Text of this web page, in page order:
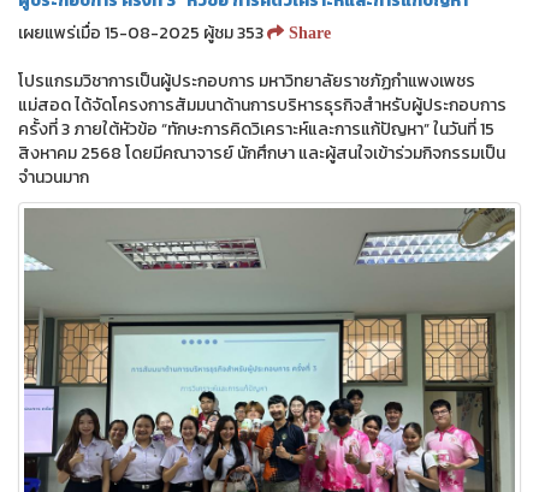
เผยแพร่เมื่อ 15-08-2025 ผู้ชม 353
Share
โปรแกรมวิชาการเป็นผู้ประกอบการ มหาวิทยาลัยราชภัฏกำแพงเพชร
แม่สอด ได้จัดโครงการสัมมนาด้านการบริหารธุรกิจสำหรับผู้ประกอบการ
ครั้งที่ 3 ภายใต้หัวข้อ “ทักษะการคิดวิเคราะห์และการแก้ปัญหา” ในวันที่ 15
สิงหาคม 2568 โดยมีคณาจารย์ นักศึกษา และผู้สนใจเข้าร่วมกิจกรรมเป็น
จำนวนมาก